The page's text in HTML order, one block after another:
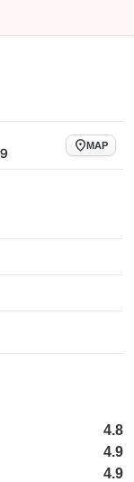
MAP
4.8
4.9
4.9